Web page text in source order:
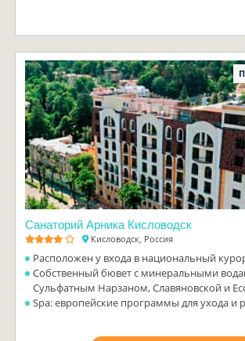
Санаторий Арника Кисловодск
Кисловодск, Россия
Расположен у входа в национальный
Собственный бювет с минеральными
Сульфатным Нарзаном, Славяновской и
Spa: европейские программы для ухода и